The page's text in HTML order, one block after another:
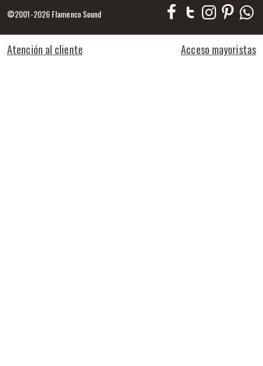
©2001-2026 Flamenco Sound
Atención al cliente Acceso mayoristas